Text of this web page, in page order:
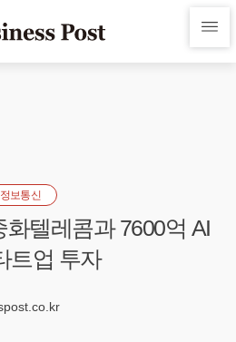
보통신
화텔레콤과 7600억 AI
트업 투자